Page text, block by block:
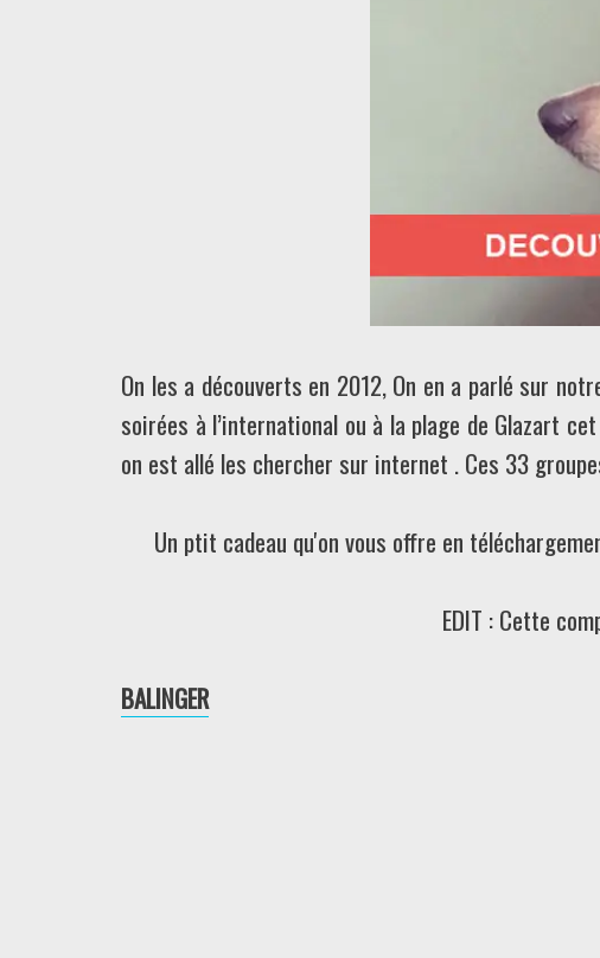
On les a découverts en 2012, On en a parlé sur
soirées à l’international ou à la plage de Glazart
on est allé les chercher sur internet . Ces 33
Un ptit cadeau qu'on vous offre en
EDIT : Cette
BALINGER